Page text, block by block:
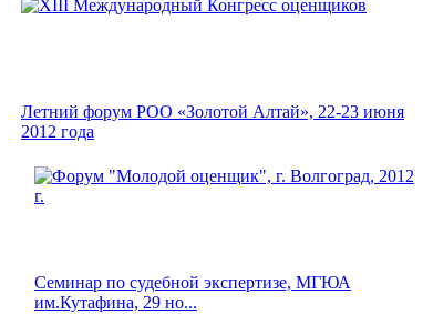
Летний форум РОО «Золотой Алтай», 22-23 июня
2012 года
Семинар по судебной экспертизе, МГЮА
им.Кутафина, 29 но...